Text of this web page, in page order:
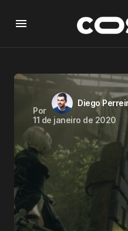
Por
Diego
11 de janeiro de 2020